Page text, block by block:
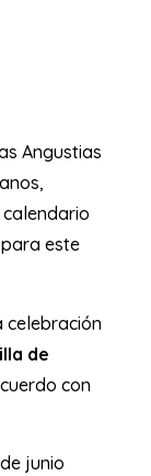
Angustias
este
celebración
de
con
junio